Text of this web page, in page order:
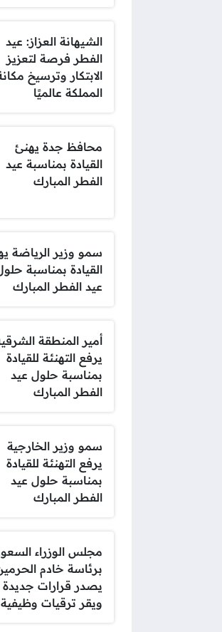
الشيهانة العزاز: عيد
الفطر فرصة لتعزيز
الابتكار وترسيخ
المملكة عالميًا
محافظ جدة يهنئ
القيادة بمناسبة عيد
الفطر المبارك
سمو وزير الرياضة
القيادة بمناسبة
عيد الفطر المبارك
أمير المنطقة
يرفع التهنئة للقيادة
بمناسبة حلول عيد
الفطر المبارك
سمو وزير الخارجية
يرفع التهنئة للقيادة
بمناسبة حلول عيد
الفطر المبارك
مجلس الوزراء
برئاسة خادم
يصدر قرارات جديدة
ويقر ترقيات وظيفية